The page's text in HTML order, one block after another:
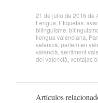
21 de julio de 2016 de
Lengua . Etiquetas:
bilinguisme
llengua valenciana
valencià parlem en
valencià sentiment
del valencià ventajas
Artículos